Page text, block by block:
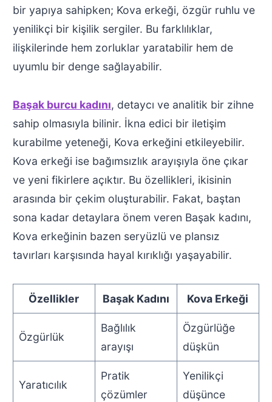
bir yapıya sahipken; Kova erkeği, özgür ruhlu ve
yenilikçi bir kişilik sergiler. Bu farklılıklar,
ilişkilerinde hem zorluklar yaratabilir hem de
uyumlu bir denge sağlayabilir.
Başak burcu kadını, detaycı ve analitik bir zihne
sahip olmasıyla bilinir. İkna edici bir iletişim
kurabilme yeteneği, Kova erkeğini etkileyebilir.
Kova erkeği ise bağımsızlık arayışıyla öne çıkar
ve yeni fikirlere açıktır. Bu özellikleri, ikisinin
arasında bir çekim oluşturabilir. Fakat, baştan
sona kadar detaylara önem veren Başak kadını,
Kova erkeğinin bazen seryüzlü ve plansız
tavırları karşısında hayal kırıklığı yaşayabilir.
Özellikler Başak Kadını Kova Erkeği
Özgürlük
Bağlılık
arayışı
Özgürlüğe
düşkün
Yaratıcılık
Pratik
çözümler
Yenilikçi
düşünce